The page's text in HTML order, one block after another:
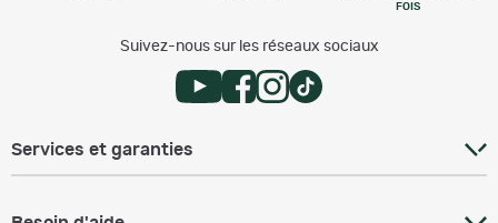
FOIS
Suivez-nous sur les réseaux sociaux
Services et garanties